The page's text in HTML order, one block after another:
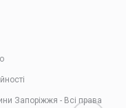
Запоріжжя - Всі права